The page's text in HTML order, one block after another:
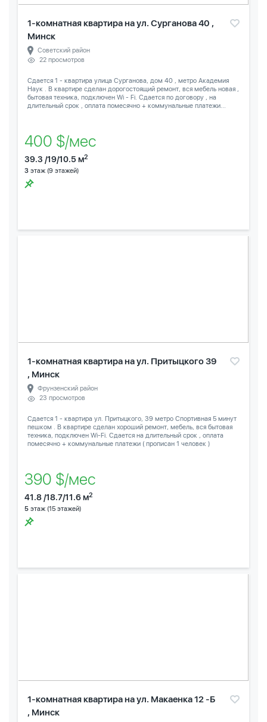
1-комнатная квартира на ул. Сурганова 40 ,
Минск
Советский район
22 просмотров
Сдается 1 - квартира улица Сурганова, дом 40 , метро Академия
Наук . В квартире сделан дорогостоящий ремонт, вся мебель новая ,
бытовая техника, подключен Wi - Fi. Сдается по договору , на
длительный срок , оплата помесячно + коммунальные платежи...
400 $/мес
39.3 /19/10.5 м2
3 этаж (9 этажей)
1-комнатная квартира на ул. Притыцкого 39
, Минск
Фрунзенский район
23 просмотров
Сдается 1 - квартира ул. Притыцкого, 39 метро Спортивная 5 минут
пешком . В квартире сделан хороший ремонт, мебель, вся бытовая
техника, подключен Wi-Fi. Сдается на длительный срок , оплата
помесячно + коммунальные платежи ( прописан 1 человек )
390 $/мес
41.8 /18.7/11.6 м2
5 этаж (15 этажей)
1-комнатная квартира на ул. Макаенка 12 -Б
, Минск